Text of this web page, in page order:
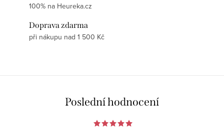
100% na Heureka.cz
Doprava zdarma
při nákupu nad 1 500 Kč
Poslední hodnocení